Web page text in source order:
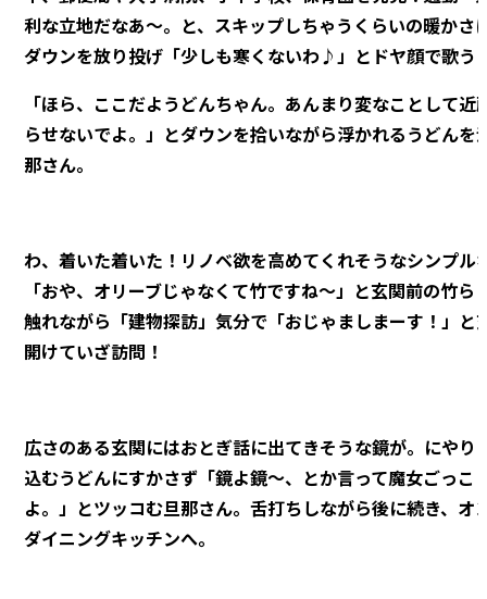
利な立地だなあ～。と、スキップしちゃうくらいの暖かさ
ダウンを放り投げ「少しも寒くないわ♪」とドヤ顔で歌う
「ほら、ここだようどんちゃん。あんまり変なことして近
らせないでよ。」とダウンを拾いながら浮かれるうどんを
那さん。
わ、着いた着いた！リノベ欲を高めてくれそうなシンプル
「おや、オリーブじゃなくて竹ですね～」と玄関前の竹ら
触れながら「建物探訪」気分で「おじゃましまーす！」と
開けていざ訪問！
広さのある玄関にはおとぎ話に出てきそうな鏡が。にやり
込むうどんにすかさず「鏡よ鏡～、とか言って魔女ごっこ
よ。」とツッコむ旦那さん。舌打ちしながら後に続き、オ
ダイニングキッチンへ。